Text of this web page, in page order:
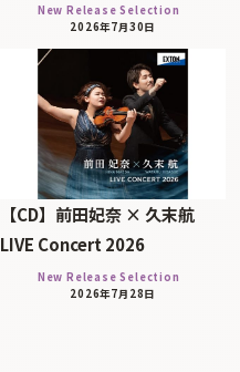
New Release Selection
2026年7月30日
【CD】前田妃奈 × 久末航
LIVE Concert 2026
New Release Selection
2026年7月28日